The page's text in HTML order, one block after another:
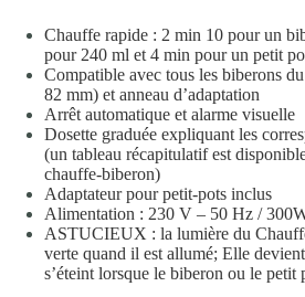
Chauffe rapide : 2 min 10 pour un
pour 240 ml et 4 min pour un petit
Compatible avec tous les biberons
82 mm) et anneau d’adaptation
Arrêt automatique et alarme visuelle
Dosette graduée expliquant les
(un tableau récapitulatif est
chauffe-biberon)
Adaptateur pour petit-pots inclus
Alimentation : 230 V – 50 Hz /
ASTUCIEUX : la lumière du
verte quand il est allumé; Elle
s’éteint lorsque le biberon ou le petit